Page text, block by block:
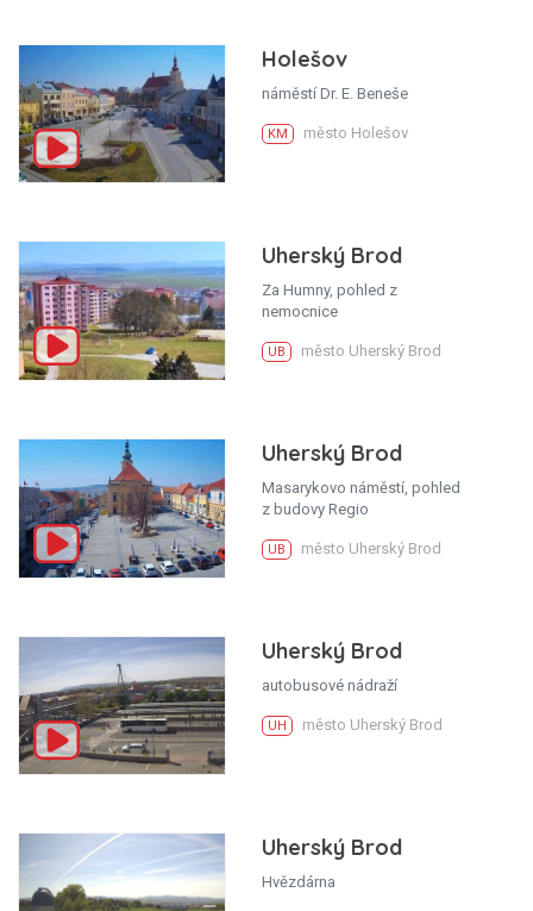
Holešov
náměstí Dr. E. Beneše
KM město Holešov
Uherský Brod
Za Humny, pohled z
nemocnice
UB město Uherský Brod
Uherský Brod
Masarykovo náměstí, pohled
z budovy Regio
UB město Uherský Brod
Uherský Brod
autobusové nádraží
UH město Uherský Brod
Uherský Brod
Hvězdárna